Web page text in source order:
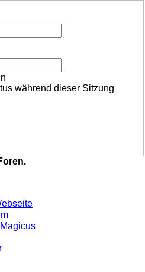
während dieser Sitzung